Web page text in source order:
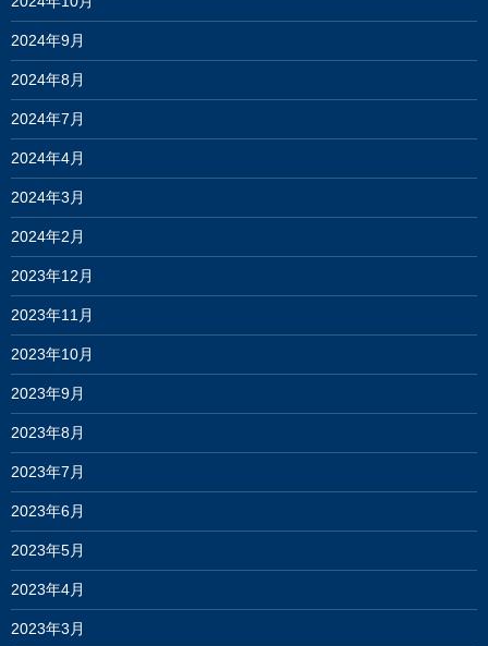
2024年9月
2024年8月
2024年7月
2024年4月
2024年3月
2024年2月
2023年12月
2023年11月
2023年10月
2023年9月
2023年8月
2023年7月
2023年6月
2023年5月
2023年4月
2023年3月